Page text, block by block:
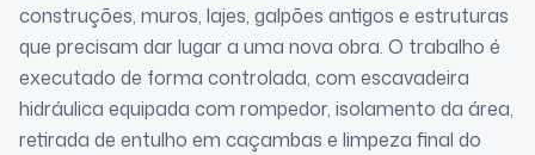
construções, muros, lajes, galpões antigos e estruturas
que precisam dar lugar a uma nova obra. O trabalho é
executado de forma controlada, com escavadeira
hidráulica equipada com rompedor, isolamento da área,
retirada de entulho em caçambas e limpeza final do